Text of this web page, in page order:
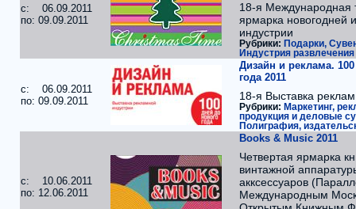
c: 06.09.2011
по: 09.09.2011
18-я Международная
ярмарка новогодней
индустрии
Рубрики: Подарки,
Индустрия развлечения
c: 06.09.2011
по: 09.09.2011
Дизайн и реклама.
года 2011
18-я Выставка
Рубрики: Маркетинг,
продукция и деловые
Полиграфия,
c: 10.06.2011
по: 12.06.2011
Books & Music 2011
Четвертая ярмарка
винтажной
акксессуаров
Международным